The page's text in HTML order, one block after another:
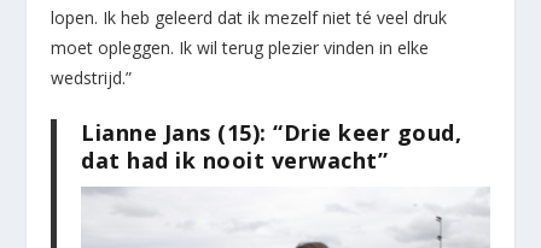
lopen. Ik heb geleerd dat ik mezelf niet té veel druk
moet opleggen. Ik wil terug plezier vinden in elke
wedstrijd.”
Lianne Jans (15): “Drie keer goud,
dat had ik nooit verwacht”